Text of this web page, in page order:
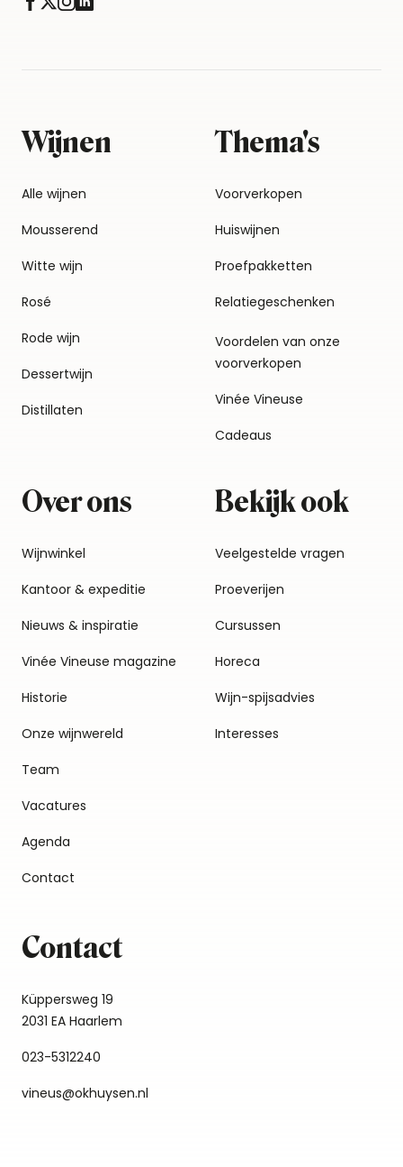
Wijnen
Alle wijnen
Mousserend
Witte wijn
Rosé
Rode wijn
Dessertwijn
Distillaten
Thema's
Voorverkopen
Huiswijnen
Proefpakketten
Relatiegeschenken
Voordelen van onze
voorverkopen
Vinée Vineuse
Cadeaus
Over ons
Wijnwinkel
Kantoor & expeditie
Nieuws & inspiratie
Vinée Vineuse magazine
Historie
Onze wijnwereld
Team
Vacatures
Agenda
Contact
Bekijk ook
Veelgestelde vragen
Proeverijen
Cursussen
Horeca
Wijn-spijsadvies
Interesses
Contact
Küppersweg 19
2031 EA Haarlem
023-5312240
vineus@okhuysen.nl